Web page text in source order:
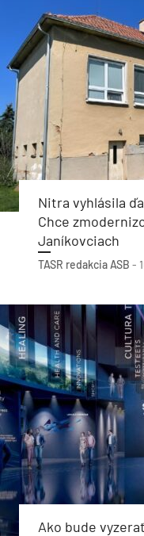
Nitra vyhlásila
Chce
Janíkovciach
TASR redakcia ASB -
Ako bude